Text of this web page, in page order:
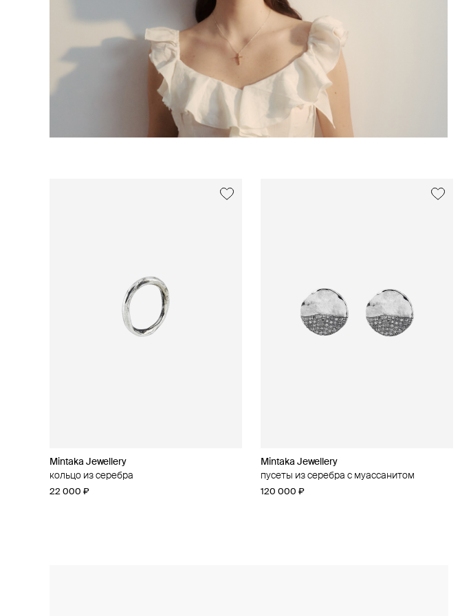
Mintaka Jewellery
кольцо из серебра
22 000 ₽
Mintaka Jewellery
пусеты из серебра с муассанитом
120 000 ₽
Mintaka Jewellery
колье из серебра с муассанитом
28 000 ₽
Mintaka Jewellery
кольцо из серебра с муассанитом
48 000 ₽